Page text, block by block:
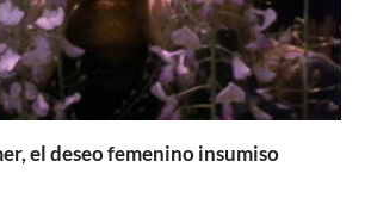
el deseo femenino insumiso